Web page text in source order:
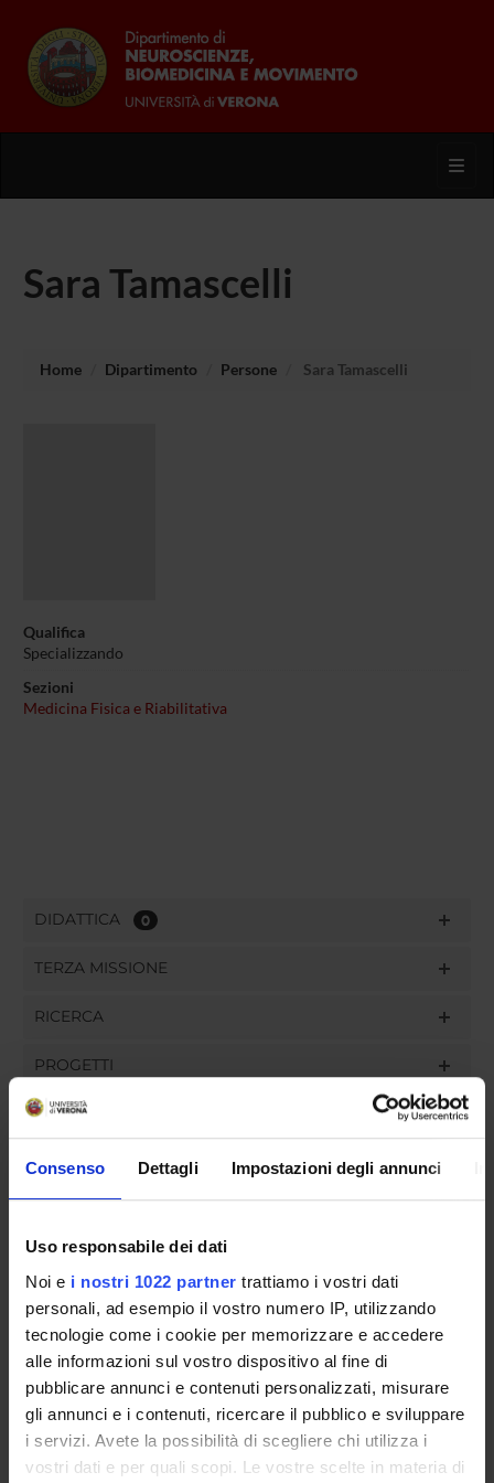
Consenso Dettagli Impostazioni degli annunci
Uso responsabile dei dati
Noi e i nostri 1022 partner trattiamo i vostri dati
personali, ad esempio il vostro numero IP, utilizzando
tecnologie come i cookie per memorizzare e accedere
alle informazioni sul vostro dispositivo al fine di
pubblicare annunci e contenuti personalizzati, misurare
gli annunci e i contenuti, ricercare il pubblico e sviluppare
i servizi. Avete la possibilità di scegliere chi utilizza i
vostri dati e per quali scopi. Le vostre scelte in materia di
Sara Tamascelli
Home Dipartimento Persone Sara Tamascelli
Qualifica
Specializzando
Sezioni
Medicina Fisica e Riabilitativa
DIDATTICA 0
TERZA MISSIONE
RICERCA
PROGETTI
INCARICHI
GOVERNANCE
COMMISSIONI
UFFICI E STRUTTURE DI SERVIZIO
SERVIZI DI SEGRETERIA STUDENTI